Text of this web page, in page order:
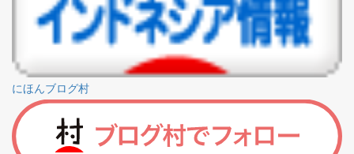
にほんブログ村